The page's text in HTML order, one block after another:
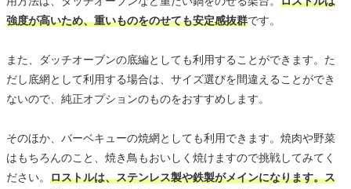
強度が高いため、重いものをのせても安定感抜群です。
また、ダッチオーブンの底編としても利用することができます。た
だし底網として利用する場合は、サイズ選びを間違えることができ
ないので、純正オプションのものをおすすめします。
そのほか、バーベキューの焼網としても利用できます。焼肉や野菜
はもちろんのこと、焼き鳥もおいしく焼けますので挑戦してみてく
ださい。 ロストルは、ステンレス製や鉄製がメインになります。ス